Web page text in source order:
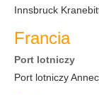
Innsbruck
Francia
Port lotniczy
Port lotniczy